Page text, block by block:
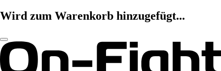
Wird zum Warenkorb hinzugefügt...